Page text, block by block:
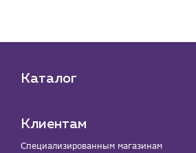
Каталог
Клиентам
Специализированным магазинам